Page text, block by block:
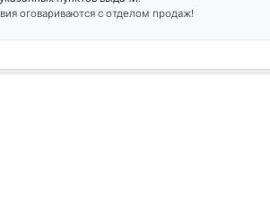
оговариваются с отделом продаж!